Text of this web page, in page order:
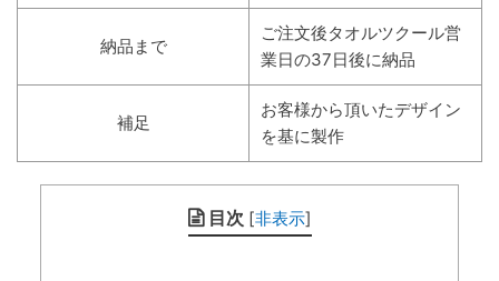
納品まで
ご注文後タオルツクール営
業日の37日後に納品
補足
お客様から頂いたデザイン
を基に製作
目次 [非表示]